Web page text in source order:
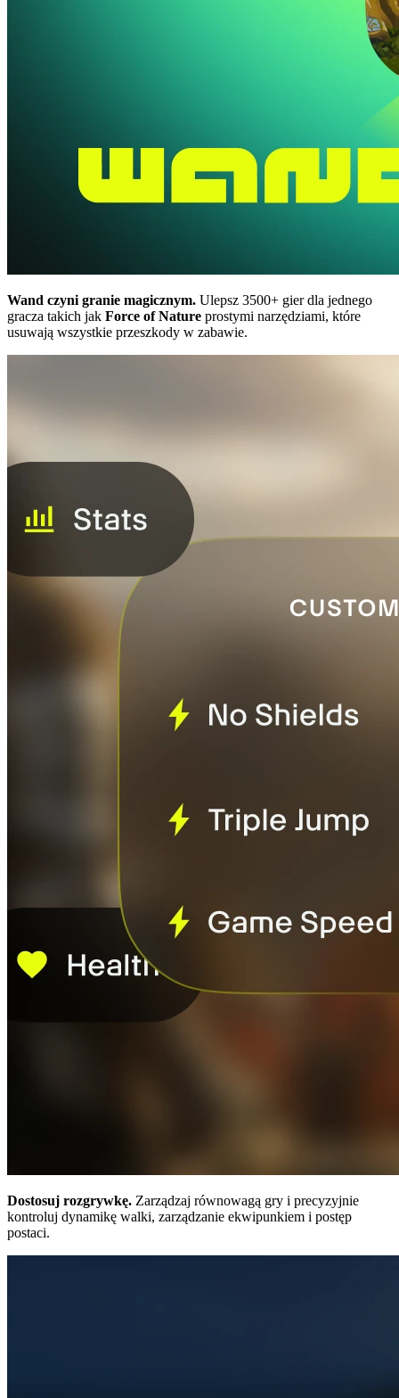
Wand czyni granie magicznym. Ulepsz 3500+ gier dla jednego
gracza takich jak Force of Nature prostymi narzędziami, które
usuwają wszystkie przeszkody w zabawie.
Dostosuj rozgrywkę. Zarządzaj równowagą gry i precyzyjnie
kontroluj dynamikę walki, zarządzanie ekwipunkiem i postęp
postaci.